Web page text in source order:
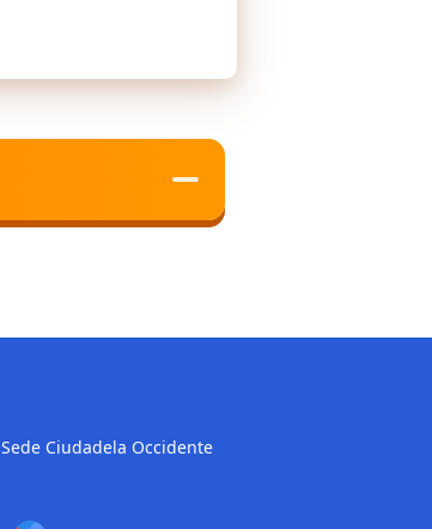
Sede Ciudadela Occidente